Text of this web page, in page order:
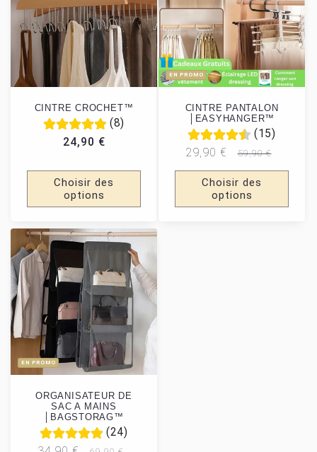
CINTRE CROCHET™
(8)
Prix habituel
24,90 €
Choisir des
options
EN PROMO
CINTRE PANTALON
│EASYHANGER™
(15)
Prix promotionnel
29,90 € Prix habituel
59,90 €
Choisir des
options
EN PROMO
ORGANISATEUR DE
SAC A MAINS
│BAGSTORAG™
(24)